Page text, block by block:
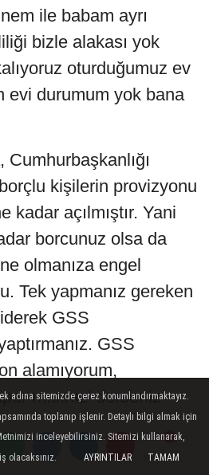
Yorumlar
Yorumlar
ile babam ayrı
bizle alakası yok
oturduğumuz ev
evi durumum yok bana
kişilerin provizyonu
kadar açılmıştır. Yani
borcunuz olsa da
olmanıza engel
Tek yapmanız gereken
GSS
GSS
alamıyorum,
mısınız' derseniz
ilk sigortam
adına sitemizde çerez konumlandırmaktayız.
toplanıp işlenir. Detaylı bilgi almak için
inceleyebilirsiniz. Sitemizi kullanarak,
olacaksınız.
AYRINTILAR TAMAM